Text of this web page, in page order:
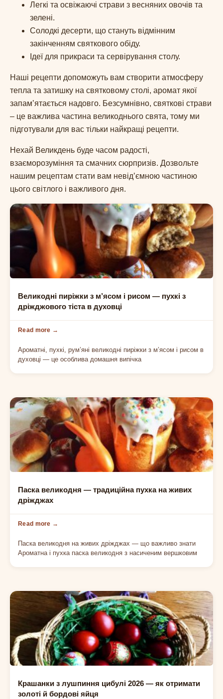
Легкі та освіжаючі страви з весняних овочів та
зелені.
Солодкі десерти, що стануть відмінним
закінченням святкового обіду.
Ідеї для прикраси та сервірування столу.
Наші рецепти допоможуть вам створити атмосферу
тепла та затишку на святковому столі, аромат якої
запам’ятається надовго. Безсумнівно, святкові страви
– це важлива частина великоднього свята, тому ми
підготували для вас тільки найкращі рецепти.
Нехай Великдень буде часом радості,
взаєморозуміння та смачних сюрпризів. Дозвольте
нашим рецептам стати вам невід’ємною частиною
цього світлого і важливого дня.
НА ВЕЛИКДЕНЬ
Великодні пиріжки з м’ясом і рисом — пухкі з
дріжджового тіста в духовці
Ароматні, пухкі, рум’яні великодні пиріжки з м’ясом і рисом в
духовці — це особлива домашня випічка
НА ВЕЛИКДЕНЬ
Паска великодня — традиційна пухка на живих
дріжджах
Паска великодня на живих дріжджах — що важливо знати
Ароматна і пухка паска великодня з насиченим вершковим
НА ВЕЛИКДЕНЬ
Крашанки з лушпиння цибулі 2026 — як отримати
золоті й бордові яйця